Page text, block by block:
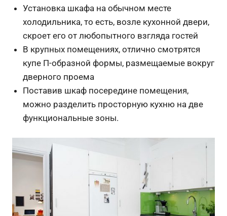
Установка шкафа на обычном месте
холодильника, то есть, возле кухонной двери,
скроет его от любопытного взгляда гостей
В крупных помещениях, отлично смотрятся
купе П-образной формы, размещаемые вокруг
дверного проема
Поставив шкаф посередине помещения,
можно разделить просторную кухню на две
функциональные зоны.